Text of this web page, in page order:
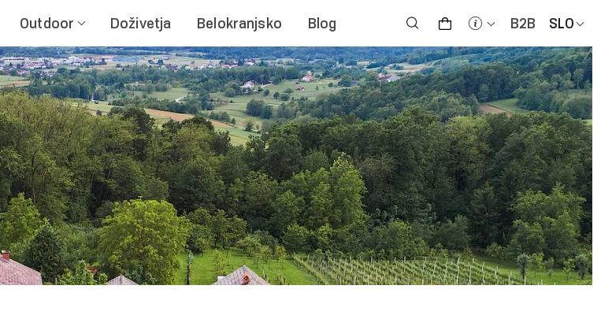
B2B SLO
Outdoor Doživetja Belokranjsko Blog